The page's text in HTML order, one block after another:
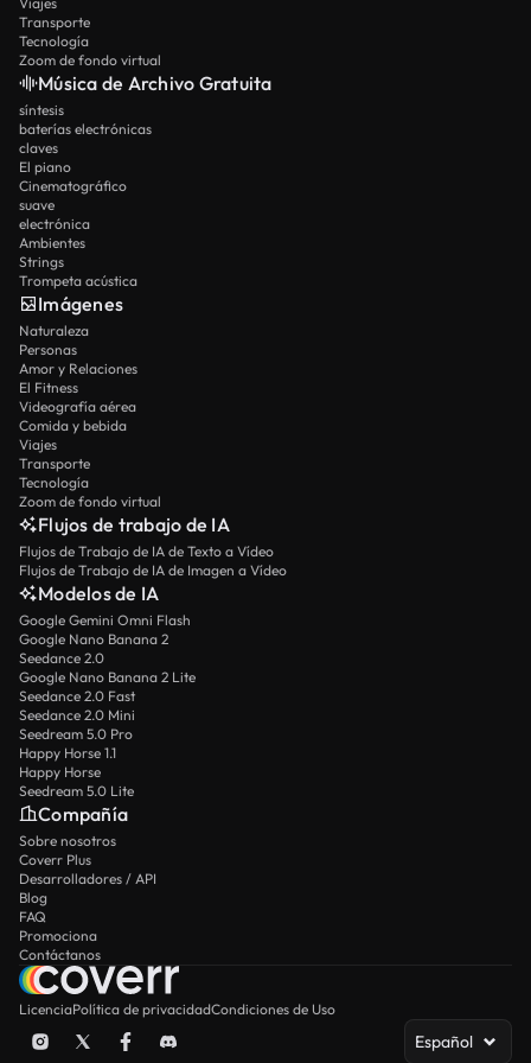
Transporte
Tecnología
Zoom de fondo virtual
Música de Archivo Gratuita
síntesis
baterías electrónicas
claves
El piano
Cinematográfico
suave
electrónica
Ambientes
Strings
Trompeta acústica
Imágenes
Naturaleza
Personas
Amor y Relaciones
El Fitness
Videografía aérea
Comida y bebida
Viajes
Transporte
Tecnología
Zoom de fondo virtual
Flujos de trabajo de IA
Flujos de Trabajo de IA de Texto a Vídeo
Flujos de Trabajo de IA de Imagen a Vídeo
Modelos de IA
Google Gemini Omni Flash
Google Nano Banana 2
Seedance 2.0
Google Nano Banana 2 Lite
Seedance 2.0 Fast
Seedance 2.0 Mini
Seedream 5.0 Pro
Happy Horse 1.1
Happy Horse
Seedream 5.0 Lite
Compañía
Sobre nosotros
Coverr Plus
Desarrolladores / API
Blog
FAQ
Promociona
Contáctanos
LicenciaPolítica de privacidadCondiciones de Uso
Español